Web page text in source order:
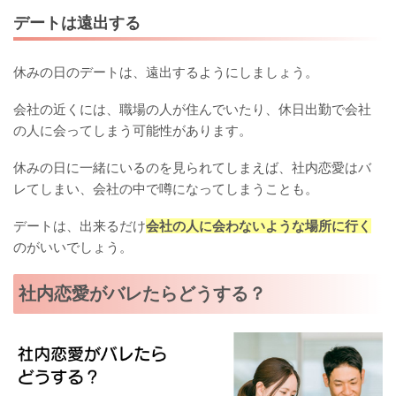
デートは遠出する
休みの日のデートは、遠出するようにしましょう。
会社の近くには、職場の人が住んでいたり、休日出勤で会社
の人に会ってしまう可能性があります。
休みの日に一緒にいるのを見られてしまえば、社内恋愛はバ
レてしまい、会社の中で噂になってしまうことも。
デートは、出来るだけ会社の人に会わないような場所に行く
のがいいでしょう。
社内恋愛がバレたらどうする？